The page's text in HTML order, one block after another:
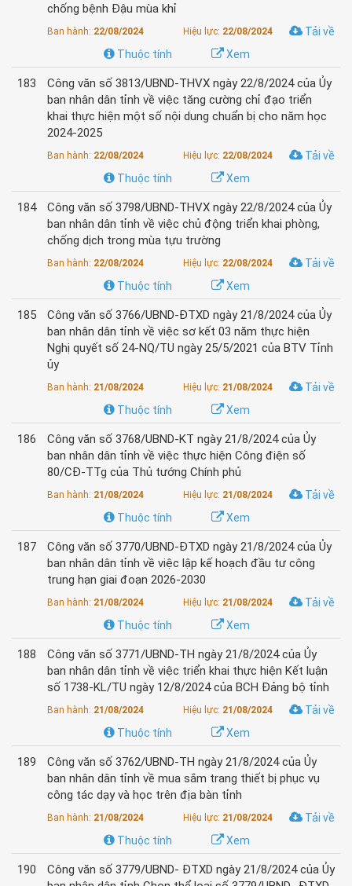
chống bệnh Đậu mùa khỉ
Ban hành: 22/08/2024 Hiệu lực: 22/08/2024
Tải về
Xem
Thuộc tính
183
Công văn số 3813/UBND-THVX ngày 22/8/2024 của Ủy
ban nhân dân tỉnh về việc tăng cường chỉ đạo triển
khai thực hiện một số nội dung chuẩn bị cho năm học
2024-2025
Ban hành: 22/08/2024 Hiệu lực: 22/08/2024
Tải về
Xem
Thuộc tính
184
Công văn số 3798/UBND-THVX ngày 22/8/2024 của Ủy
ban nhân dân tỉnh về việc chủ động triển khai phòng,
chống dịch trong mùa tựu trường
Ban hành: 22/08/2024 Hiệu lực: 22/08/2024
Tải về
Xem
Thuộc tính
185
Công văn số 3766/UBND-ĐTXD ngày 21/8/2024 của Ủy
ban nhân dân tỉnh về việc sơ kết 03 năm thực hiện
Nghị quyết số 24-NQ/TU ngày 25/5/2021 của BTV Tỉnh
ủy
Ban hành: 21/08/2024 Hiệu lực: 21/08/2024
Tải về
Xem
Thuộc tính
186
Công văn số 3768/UBND-KT ngày 21/8/2024 của Ủy
ban nhân dân tỉnh về việc thực hiện Công điện số
80/CĐ-TTg của Thủ tướng Chính phủ
Ban hành: 21/08/2024 Hiệu lực: 21/08/2024
Tải về
Xem
Thuộc tính
187
Công văn số 3770/UBND-ĐTXD ngày 21/8/2024 của Ủy
ban nhân dân tỉnh về việc lập kế hoạch đầu tư công
trung hạn giai đoạn 2026-2030
Ban hành: 21/08/2024 Hiệu lực: 21/08/2024
Tải về
Xem
Thuộc tính
188
Công văn số 3771/UBND-TH ngày 21/8/2024 của Ủy
ban nhân dân tỉnh về việc triển khai thực hiện Kết luận
số 1738-KL/TU ngày 12/8/2024 của BCH Đảng bộ tỉnh
Ban hành: 21/08/2024 Hiệu lực: 21/08/2024
Tải về
Xem
Thuộc tính
189
Công văn số 3762/UBND-TH ngày 21/8/2024 của Ủy
ban nhân dân tỉnh về mua sắm trang thiết bị phục vụ
công tác dạy và học trên địa bàn tỉnh
Ban hành: 21/08/2024 Hiệu lực: 21/08/2024
Tải về
Xem
Thuộc tính
190
Công văn số 3779/UBND- ĐTXD ngày 21/8/2024 của Ủy